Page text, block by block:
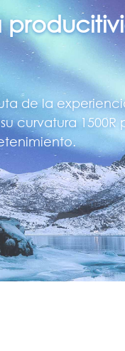
de la
curvatura 1500R